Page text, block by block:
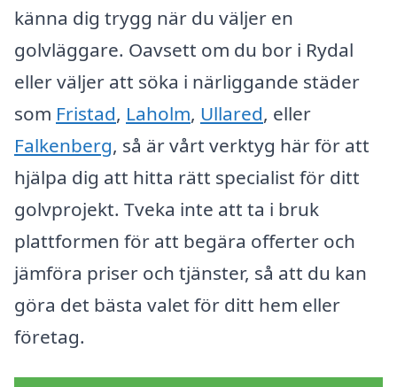
känna dig trygg när du väljer en
golvläggare. Oavsett om du bor i Rydal
eller väljer att söka i närliggande städer
som Fristad, Laholm, Ullared, eller
Falkenberg, så är vårt verktyg här för att
hjälpa dig att hitta rätt specialist för ditt
golvprojekt. Tveka inte att ta i bruk
plattformen för att begära offerter och
jämföra priser och tjänster, så att du kan
göra det bästa valet för ditt hem eller
företag.